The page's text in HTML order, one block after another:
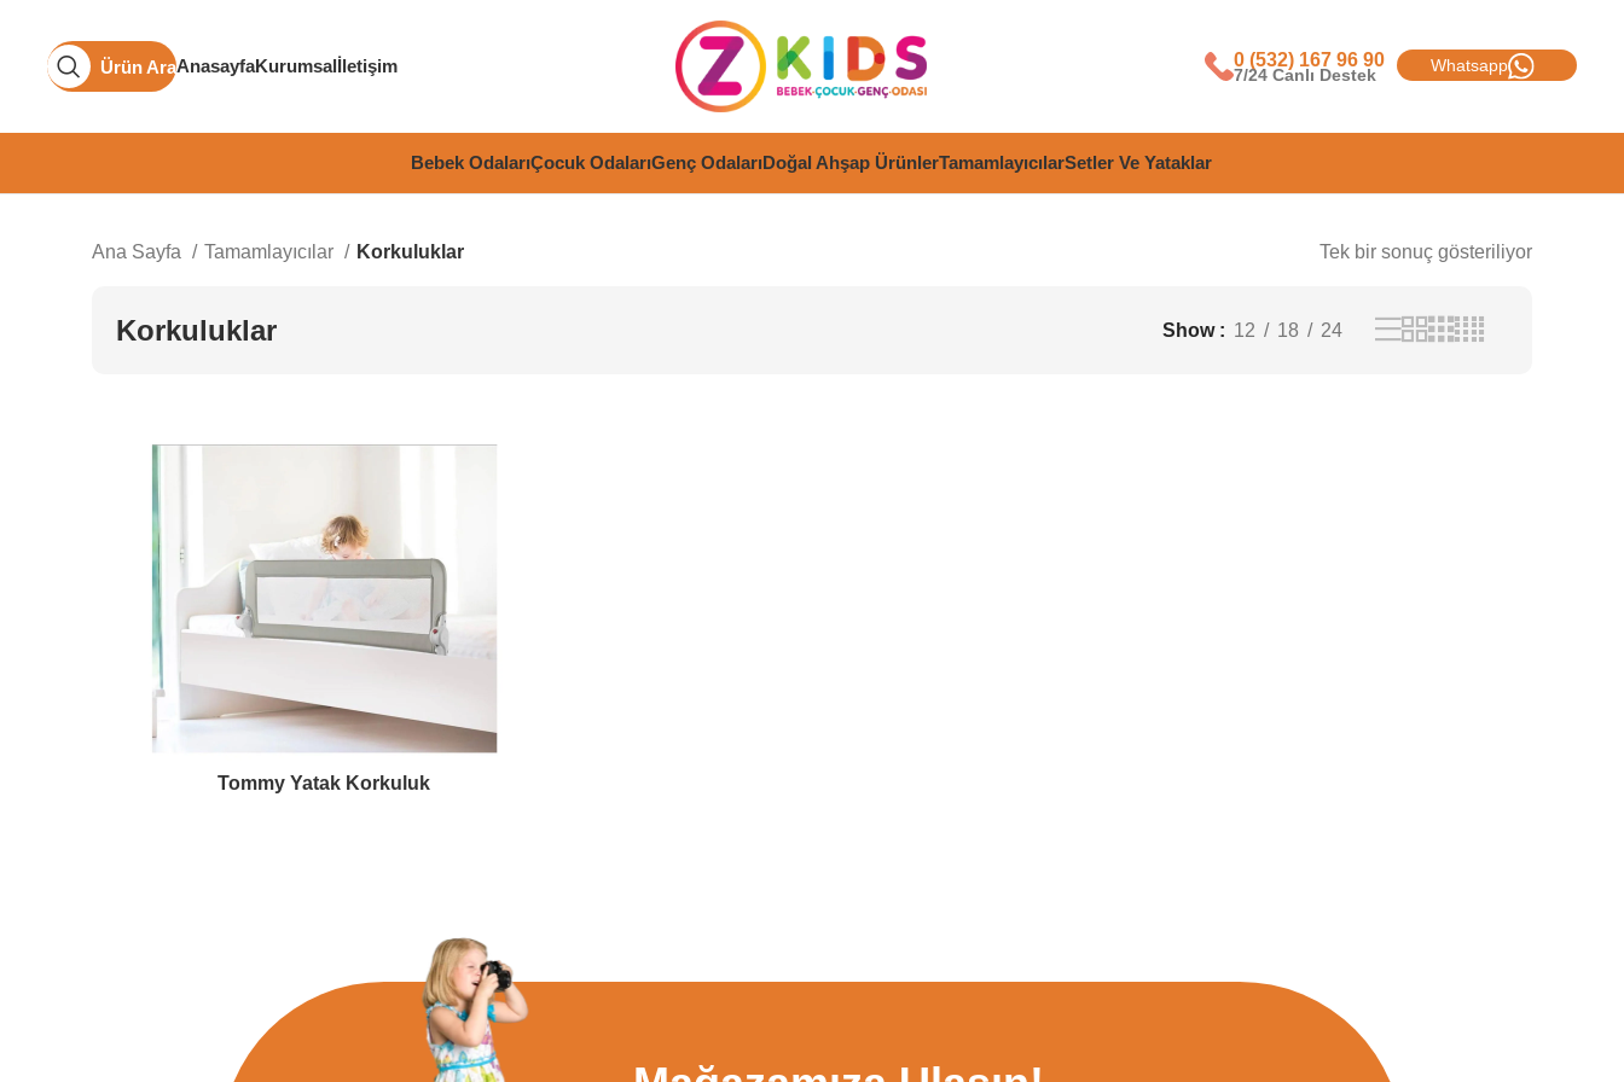
Ürün AraAnasayfaKurumsalİletişim 0 (532) 167 96 90
7/24 Canlı Destek Whatsapp
Bebek OdalarıÇocuk OdalarıGenç OdalarıDoğal Ahşap ÜrünlerTamamlayıcılarSetler Ve Yataklar
Ana Sayfa Tamamlayıcılar Korkuluklar Tek bir sonuç gösteriliyor
Korkuluklar Show 12 18 24
Tommy Yatak Korkuluk